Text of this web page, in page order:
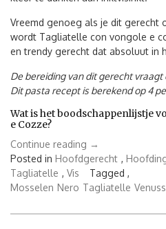
Vreemd genoeg als je dit gerecht
wordt Tagliatelle con vongole e
en trendy gerecht dat absoluut in
De bereiding van dit gerecht
Dit pasta recept is berekend op 4
Wat is het boodschappenlijstje
e Cozze?
Continue reading “Tagliatelle
con
vongole
e
→
Posted in Hoofdgerecht ,
Tagliatelle , Vis
Tagged ,
Mosselen Nero Tagliatelle